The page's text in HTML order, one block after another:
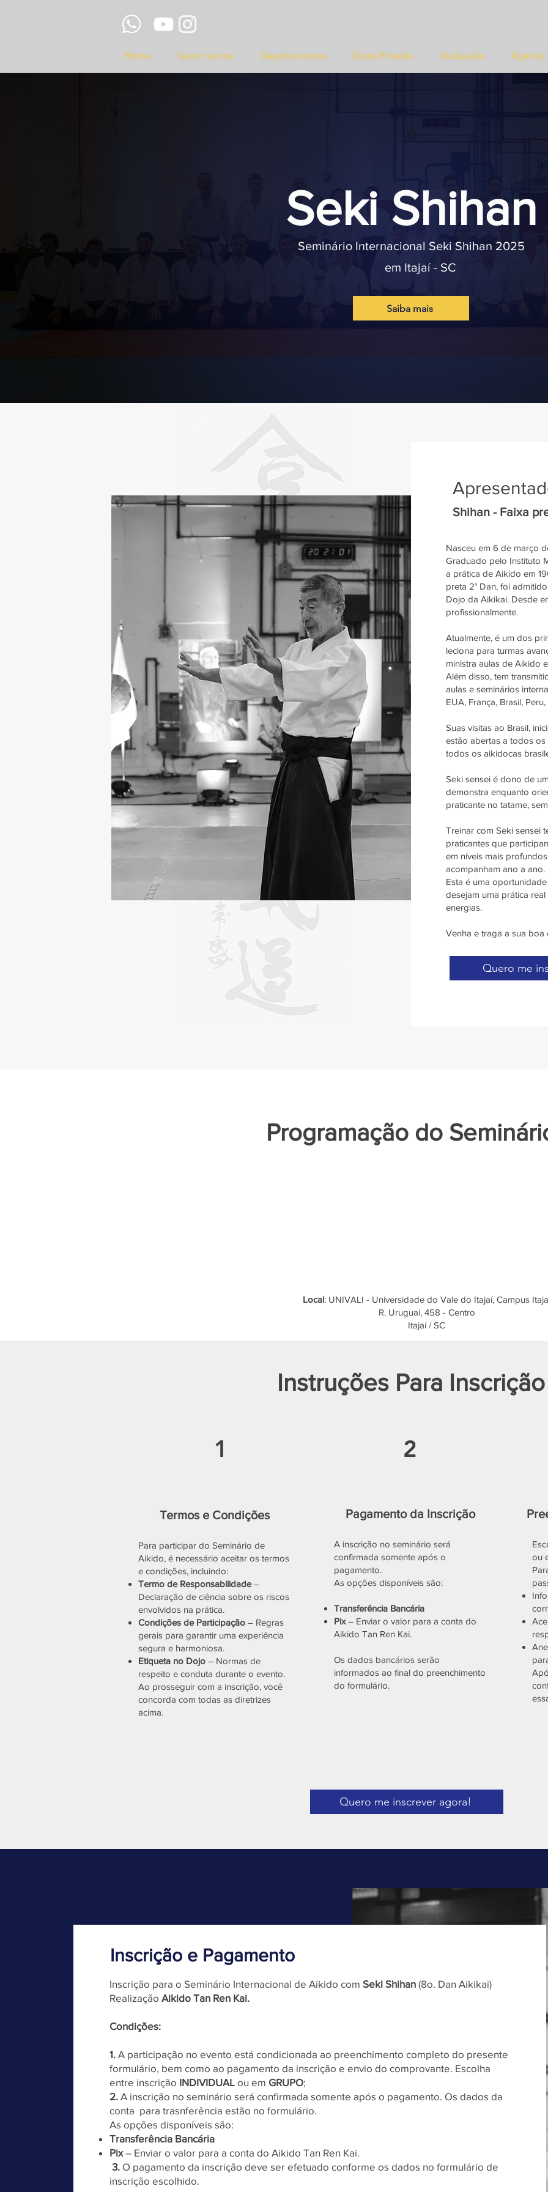
Home Quem somos Departamentos Dojos Filiados Graduação Agenda
Seki Shihan
Seminário Internacional Seki Shihan 2025
em Itajaí - SC
Saiba mais
Shihan - Faixa
Nasceu em 6 de março
Graduado pelo Instituto
a prática de Aikido em
preta 2° Dan, foi
Dojo da Aikikai. Desde
profissionalmente.
Atualmente, é um dos
leciona para turmas
ministra aulas de Aikido
Além disso, tem
aulas e seminários
EUA, França, Brasil,
Suas visitas ao Brasil,
estão abertas a todos
todos os aikidocas
Seki sensei é dono de
demonstra enquanto
praticante no tatame,
Treinar com Seki sensei
praticantes que
em níveis mais
acompanham ano a ano.
Esta é uma
desejam uma prática
energias.
Venha e traga a sua boa
Quero me
Programação do
Local: UNIVALI - Universidade do Vale do Itajaí, Campus
R. Uruguai, 458 - Centro
Itajaí / SC
Instruções Para Inscrição
1
Termos e Condições
Para participar do Seminário de
Aikido, é necessário aceitar os termos
e condições, incluindo:
Termo de Responsabilidade–
Declaração de ciência sobre os riscos
envolvidos na prática.
Condições de Participação – Regras
gerais para garantir uma experiência
segura e harmoniosa.
Etiqueta no Dojo – Normas de
respeito e conduta durante o evento.
Ao prosseguir com a inscrição, você
concorda com todas as diretrizes
acima.
2
Pagamento da Inscrição
A inscrição no seminário será
confirmada somente após o
pagamento.
As opções disponíveis são:
Transferência Bancária
Pix– Enviar o valor para a conta do
Aikido Tan Ren Kai.
Os dados bancários serão
informados ao final do preenchimento
do formulário.
ou
Quero me inscrever agora!
Inscrição e Pagamento
Inscrição para o Seminário Internacional de Aikido comSeki Shihan (8o. Dan Aikikai)
RealizaçãoAikido Tan Ren Kai.
Condições:
1.A participação no evento está condicionada ao preenchimento completo do presente
formulário, bem como ao pagamento da inscrição e envio do comprovante. Escolha
entre inscrição INDIVIDUALou em GRUPO;​​
2. A inscrição no seminário será confirmada somente após o pagamento. Os dados da
conta para trasnferência estão no formulário.
As opções disponíveis são:​
Transferência Bancária
Pix– Enviar o valor para a conta do Aikido Tan Ren Kai.​
3. O pagamento da inscrição deve ser efetuado conforme os dados no formulário de
inscrição escolhido.